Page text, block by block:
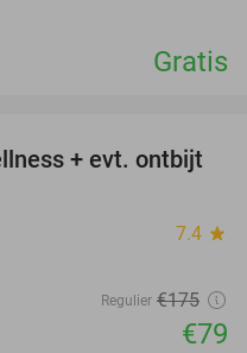
Gratis
55%
+ evt. ontbijt
7.4 star
Regulier €175
€79